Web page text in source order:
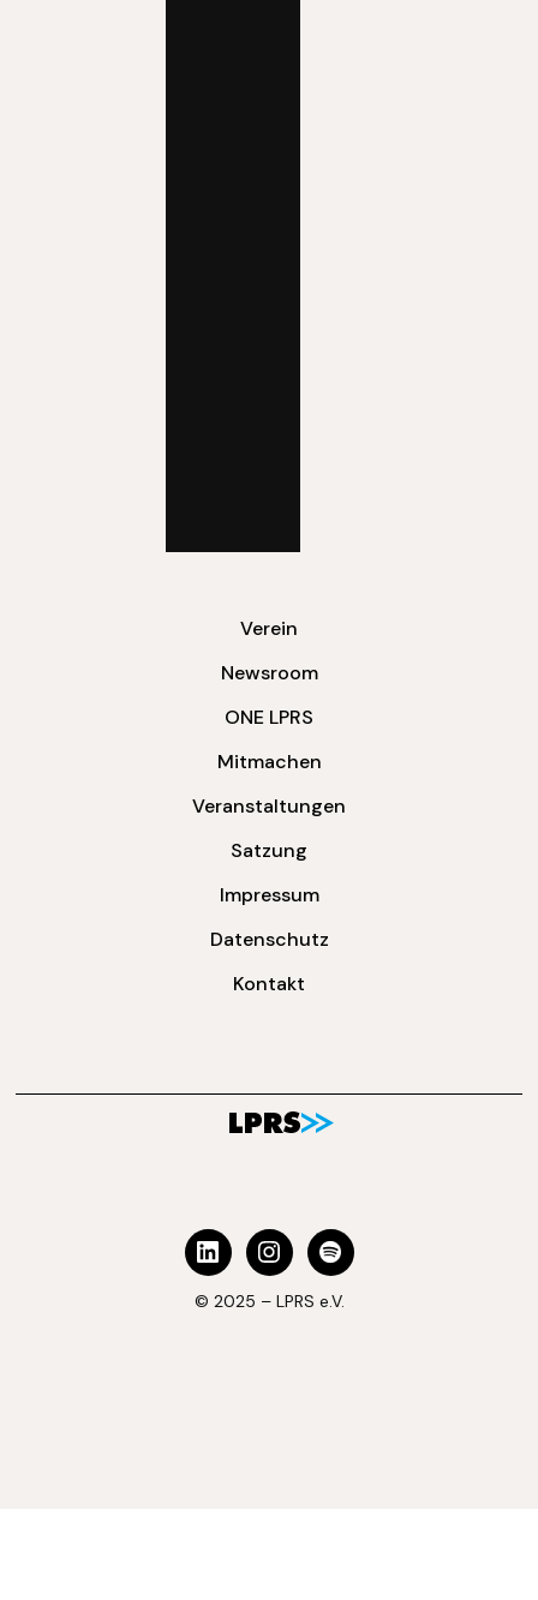
Verein
Newsroom
ONE LPRS
Mitmachen
Veranstaltungen
Satzung
Impressum
Datenschutz
Kontakt
© 2025 – LPRS e.V.